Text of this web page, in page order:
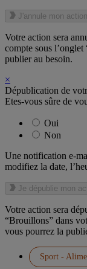
J'annule mon action
Votre action sera
compte sous
publier au besoin.
×
Dépublication de
Etes-vous sûre de
Oui
Non
Une notification e-
modifiez la date,
Je dépublie mon
Votre action sera
“Brouillons” dans
vous pourrez la
Sport -